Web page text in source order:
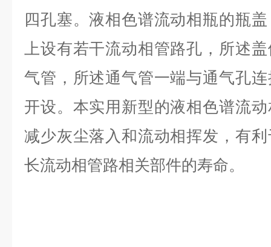
四孔塞。液相色谱流动相瓶的瓶
上设有若干流动相管路孔，所述
气管，所述通气管一端与通气孔
开设。本实用新型的液相色谱流
减少灰尘落入和流动相挥发，有
长流动相管路相关部件的寿命。